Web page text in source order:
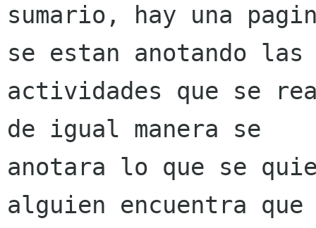
sumario, hay una
se estan anotando las
actividades que se
de igual manera se
anotara lo que se
alguien encuentra que